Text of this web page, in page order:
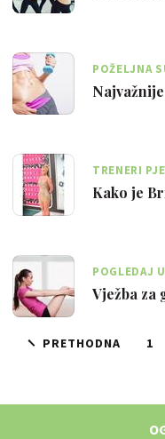
POŽELJNA
ODMORA
TRENERI
OVE VJEŽBE
Kako je
POGLEDAJ
TRBUŠNE
Vježba za
PRETHODNA 1